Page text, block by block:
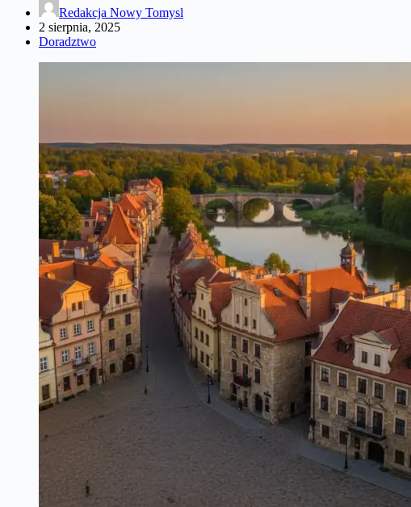
Redakcja Nowy Tomysl
2 sierpnia, 2025
Doradztwo